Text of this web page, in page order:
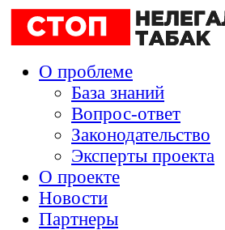
О проблеме
База знаний
Вопрос-ответ
Законодательство
Эксперты проекта
О проекте
Новости
Партнеры